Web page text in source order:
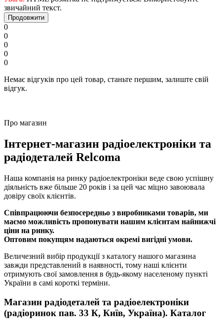
звичайний текст.
Продовжити
0
0
0
0
0
Немає відгуків про цей товар, станьте першим, залиште свій
відгук.
Про магазин
Інтернет-магазин радіоелектроніки та
радіодеталей Relcoma
Наша компанія на ринку радіоелектроніки веде свою успішну
діяльність вже більше 20 років і за цей час міцно завоювала
довіру своїх клієнтів.
Співпрацюючи безпосередньо з виробниками товарів, ми
маємо можливість пропонувати нашим клієнтам найнижчі
ціни на ринку.
Оптовим покупцям надаються окремі вигідні умови.
Величезний вибір продукції з каталогу нашого магазина
завжди представлений в наявності, тому наші клієнти
отримують свої замовлення в будь-якому населеному пункті
України в самі короткі терміни.
Магазин радіодеталей та радіоелектроніки
(радіоринок пав. 33 К, Київ, Україна). Каталог